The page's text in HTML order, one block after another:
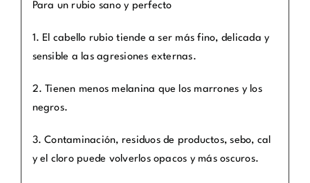
Para un rubio sano y perfecto
1. El cabello rubio tiende a ser más fino, delicada y
sensible a las agresiones externas.
2. Tienen menos melanina que los marrones y los
negros.
3. Contaminación, residuos de productos, sebo, cal
y el cloro puede volverlos opacos y más oscuros.